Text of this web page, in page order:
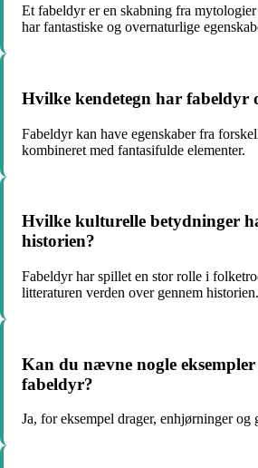
Et fabeldyr er en skabning fra
har fantastiske og overnaturlige
Hvilke kendetegn har fabeldyr
Fabeldyr kan have egenskaber fra
kombineret med fantasifulde elementer.
Hvilke kulturelle betydninger
historien?
Fabeldyr har spillet en stor rolle i
litteraturen verden over gennem historien.
Kan du nævne nogle
fabeldyr?
Ja, for eksempel drager, enhjørninger og